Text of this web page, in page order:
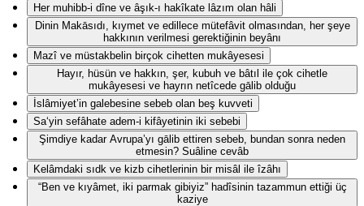
Her muhibb-i dîne ve âşık-ı hakîkate lâzım olan hâli
Dinin Makāsıdı, kıymet ve edillece mütefâvit olmasından, her şeye
hakkının verilmesi gerektiğinin beyânı
Mazî ve müstakbelin birçok cihetten mukâyesesi
Hayır, hüsün ve hakkın, şer, kubuh ve bâtıl ile çok cihetle
mukâyesesi ve hayrın netîcede gālib olduğu
İslâmiyet’in galebesine sebeb olan beş kuvveti
Sa‘yin sefâhate adem-i kifâyetinin iki sebebi
Şimdiye kadar Avrupa’yı gālib ettiren sebeb, bundan sonra neden
etmesin? Suâline cevâb
Kelâmdaki sıdk ve kizb cihetlerinin bir misâl ile îzâhı
“Ben ve kıyâmet, iki parmak gibiyiz” hadîsinin tazammun ettiği üç
kaziye